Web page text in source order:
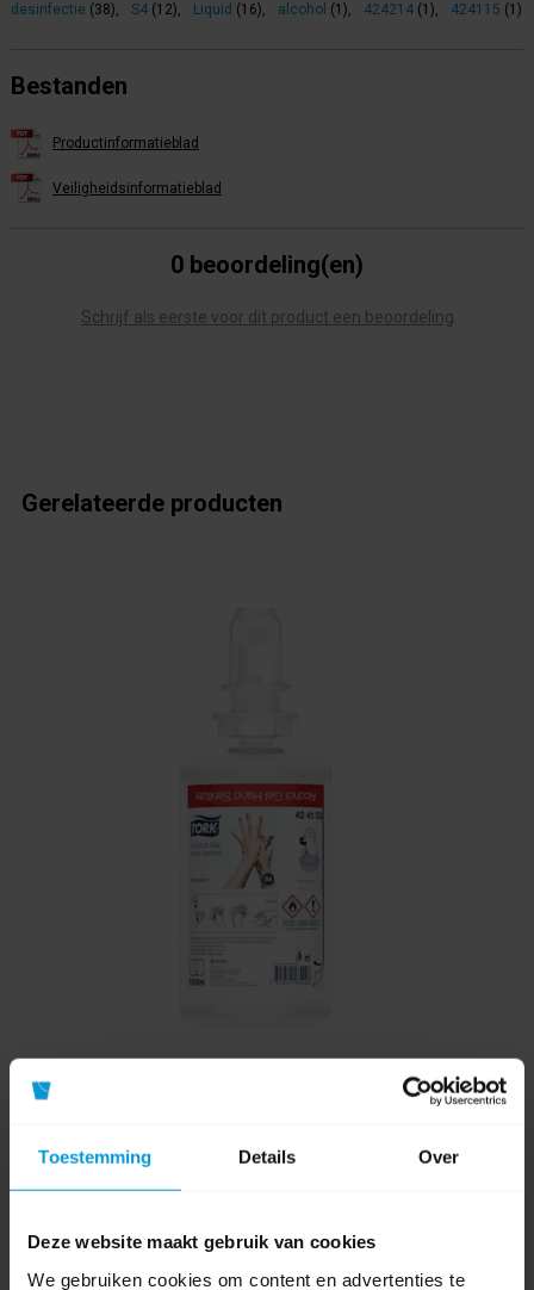
Toestemming Details Over
Deze website maakt gebruik van cookies
We gebruiken cookies om content en advertenties te
desinfectie (38), S4 (12), Liquid (16), alcohol (1), 424214 (1), 424115 (1)
Bestanden
Productinformatieblad
Veiligheidsinformatieblad
0 beoordeling(en)
Schrijf als eerste voor dit product een beoordeling
Gerelateerde producten
Tork S4 Alcohol Gel Handdesinfectie 6x1000ml